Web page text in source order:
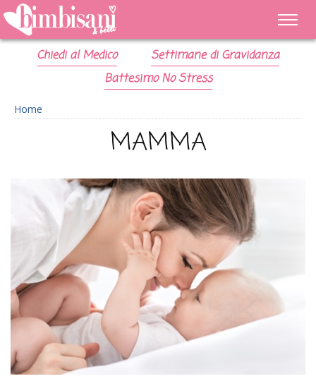
Chiedi al Medico
Settimane di Gravidanza
Battesimo No Stress
Home
MAMMA